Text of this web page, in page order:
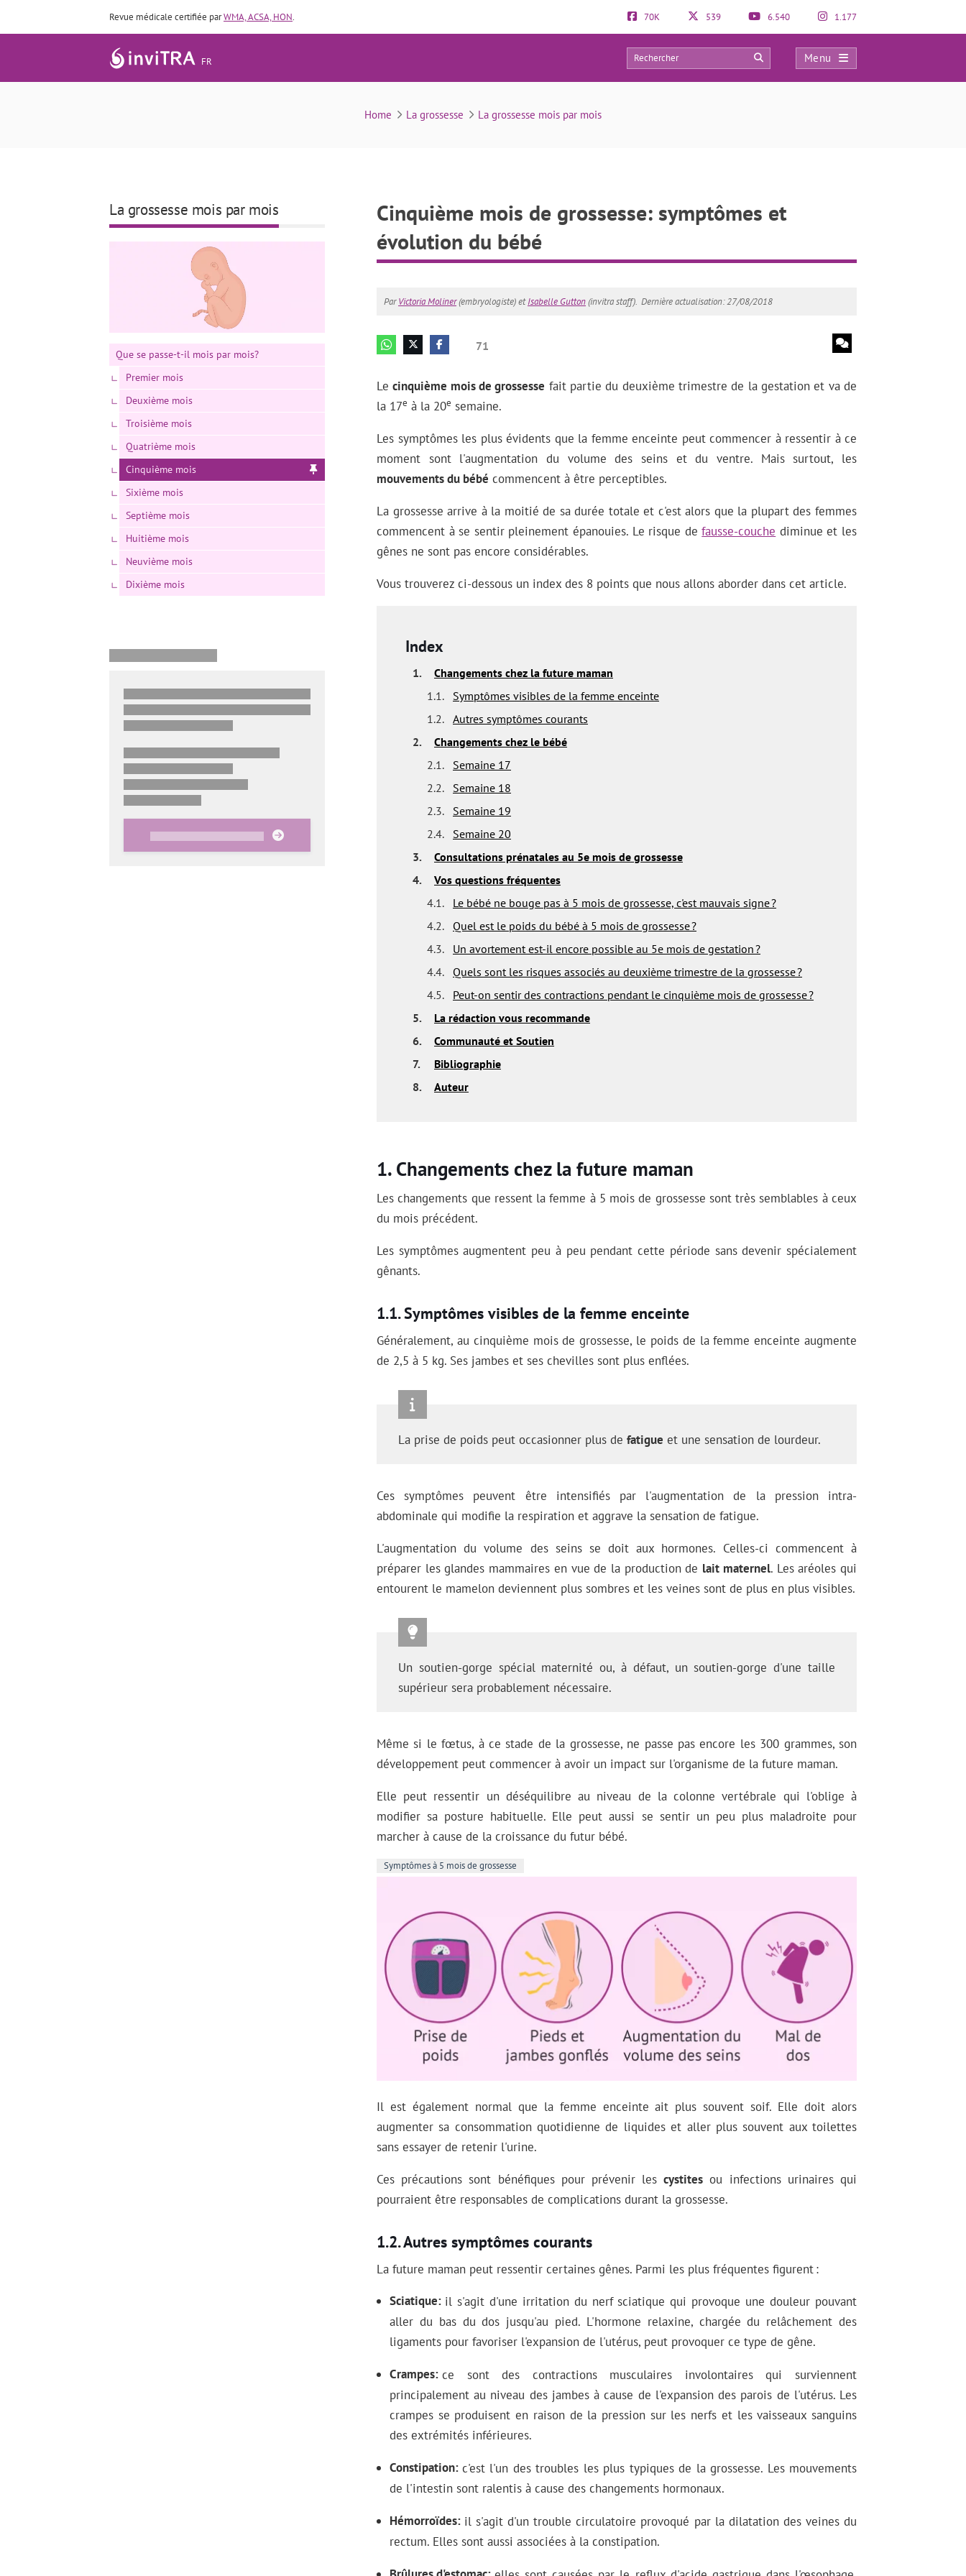
Revue médicale certifiée parWMA, ACSA, HON. 70K 539 6.540 1.177
FR
Menu
Cinquième mois de grossesse: symptômes et évolution du bébé
71 0
Home La grossesse La grossesse mois par mois
Cinquième mois de grossesse: symptômes et
évolution du bébé
ParVictoria Moliner(embryologiste) etIsabelle Gutton(invitra staff). Dernière actualisation: 27/08/2018
71
Lecinquième mois de grossesse fait partie du deuxième trimestre de la gestation et va de
la 17e à la 20e semaine.
Les symptômes les plus évidents que la femme enceinte peut commencer à ressentir à ce
moment sont l'augmentation du volume des seins et du ventre. Mais surtout, les
mouvements du bébé commencent à être perceptibles.
La grossesse arrive à la moitié de sa durée totale et c'est alors que la plupart des femmes
commencent à se sentir pleinement épanouies. Le risque defausse-couche diminue et les
gênes ne sont pas encore considérables.
Vous trouverez ci-dessous un index des 8 points que nous allons aborder dans cet article.
Index
1.
Changements chez la future maman
1.1.
Symptômes visibles de la femme enceinte
1.2. Autres symptômes courants
2.
Changements chez le bébé
2.1.
Semaine 17
2.2.
Semaine 18
2.3.
Semaine 19
2.4.
Semaine 20
3.
Consultations prénatales au 5e mois de grossesse
4.
Vos questions fréquentes
4.1.
Le bébé ne bouge pas à 5 mois de grossesse, c'est mauvais signe ?
4.2.
Quel est le poids du bébé à 5 mois de grossesse ?
4.3.
Un avortement est-il encore possible au 5e mois de gestation ?
4.4.
Quels sont les risques associés au deuxième trimestre de la grossesse ?
4.5.
Peut-on sentir des contractions pendant le cinquième mois de grossesse ?
5.
La rédaction vous recommande
6.
Communauté et Soutien
7.
Bibliographie
8.
Auteur
Changements chez la future maman
Les changements que ressent la femme à 5 mois de grossesse sont très semblables à ceux
du mois précédent.
Les symptômes augmentent peu à peu pendant cette période sans devenir spécialement
gênants.
Symptômes visibles de la femme enceinte
Généralement, au cinquième mois de grossesse, le poids de la femme enceinte augmente
de 2,5 à 5 kg. Ses jambes et ses chevilles sont plus enflées.
La prise de poids peut occasionner plus de fatigue et une sensation de lourdeur.
Ces symptômes peuvent être intensifiés par l'augmentation de la pression intra-
abdominale qui modifie la respiration et aggrave la sensation de fatigue.
L'augmentation du volume des seins se doit aux hormones. Celles-ci commencent à
préparer les glandes mammaires en vue de la production de lait maternel. Les aréoles qui
entourent le mamelon deviennent plus sombres et les veines sont de plus en plus visibles.
Un soutien-gorge spécial maternité ou, à défaut, un soutien-gorge d'une taille
supérieur sera probablement nécessaire.
Même si le fœtus, à ce stade de la grossesse, ne passe pas encore les 300 grammes, son
développement peut commencer à avoir un impact sur l'organisme de la future maman.
Elle peut ressentir un déséquilibre au niveau de la colonne vertébrale qui l'oblige à
modifier sa posture habituelle. Elle peut aussi se sentir un peu plus maladroite pour
marcher à cause de la croissance du futur bébé.
Symptômes à 5 mois de grossesse
Il est également normal que la femme enceinte ait plus souvent soif. Elle doit alors
augmenter sa consommation quotidienne de liquides et aller plus souvent aux toilettes
sans essayer de retenir l'urine.
Ces précautions sont bénéfiques pour prévenir lescystites ou infections urinaires qui
pourraient être responsables de complications durant la grossesse.
Autres symptômes courants
La future maman peut ressentir certaines gênes. Parmi les plus fréquentes figurent :
Sciatique il s'agit d'une irritation du nerf sciatique qui provoque une douleur pouvant
aller du bas du dos jusqu'au pied. L'hormone relaxine, chargée du relâchement des
ligaments pour favoriser l'expansion de l'utérus, peut provoquer ce type de gêne.
Crampes ce sont des contractions musculaires involontaires qui surviennent
principalement au niveau des jambes à cause de l'expansion des parois de l'utérus. Les
crampes se produisent en raison de la pression sur les nerfs et les vaisseaux sanguins
des extrémités inférieures.
Constipation c'est l'un des troubles les plus typiques de la grossesse. Les mouvements
de l'intestin sont ralentis à cause des changements hormonaux.
Hémorroïdes il s'agit d'un trouble circulatoire provoqué par la dilatation des veines du
rectum. Elles sont aussi associées à la constipation.
La grossesse mois par mois
Que se passe-t-il mois par mois?
Premier mois
Deuxième mois
Troisième mois
Quatrième mois
Cinquième mois
Sixième mois
Septième mois
Huitième mois
Neuvième mois
Dixième mois